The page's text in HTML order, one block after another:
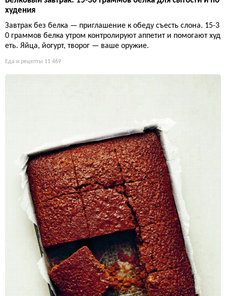
худения
Завтрак без белка — приглашение к обеду съесть слона. 15-3
0 граммов белка утром контролируют аппетит и помогают худ
еть. Яйца, йогурт, творог — ваше оружие.
Еда и рецепты 11 469